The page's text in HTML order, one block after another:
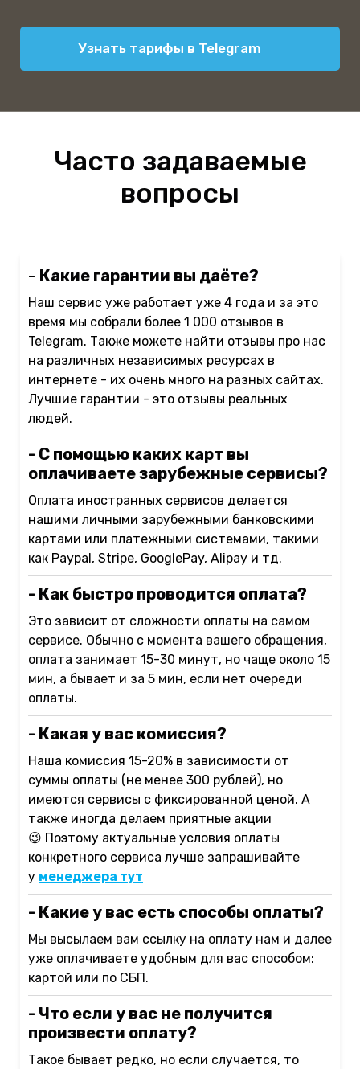
Узнать тарифы в Telegram
Часто задаваемые
вопросы
- Какие гарантии вы даёте?
Наш сервис уже работает уже 4 года и за это
время мы собрали более 1 000 отзывов в
Telegram. Также можете найти отзывы про нас
на различных независимых ресурсах в
интернете - их очень много на разных сайтах.
Лучшие гарантии - это отзывы реальных
людей.
- С помощью каких карт вы
оплачиваете зарубежные сервисы?
Оплата иностранных сервисов делается
нашими личными зарубежными банковскими
картами или платежными системами, такими
как Paypal, Stripe, GooglePay, Alipay и тд.
- Как быстро проводится оплата?
Это зависит от сложности оплаты на самом
сервисе. Обычно с момента вашего обращения,
оплата занимает 15-30 минут, но чаще около 15
мин, а бывает и за 5 мин, если нет очереди
оплаты.
- Какая у вас комиссия?
Наша комиссия 15-20% в зависимости от
суммы оплаты (не менее 300 рублей), но
имеются сервисы с фиксированной ценой. А
также иногда делаем приятные акции
😉 Поэтому актуальные условия оплаты
конкретного сервиса лучше запрашивайте
у менеджера тут
- Какие у вас есть способы оплаты?
Мы высылаем вам ссылку на оплату нам и далее
уже оплачиваете удобным для вас способом:
картой или по СБП.
- Что если у вас не получится
произвести оплату?
Такое бывает редко, но если случается, то